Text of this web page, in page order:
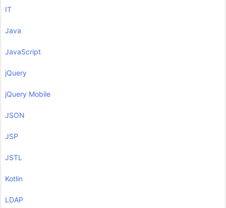
IT
Java
JavaScript
jQuery
jQuery Mobile
JSON
JSP
JSTL
Kotlin
LDAP